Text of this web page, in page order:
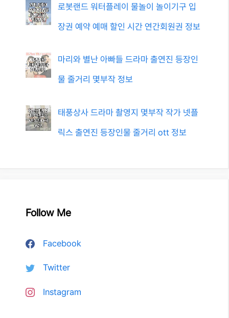
로봇랜드 워터플레이 물놀이 놀이기구 입
장권 예약 예매 할인 시간 연간회원권 정보
마리와 별난 아빠들 드라마 출연진 등장인
물 줄거리 몇부작 정보
태풍상사 드라마 촬영지 몇부작 작가 넷플
릭스 출연진 등장인물 줄거리 ott 정보
Follow Me
Facebook
Twitter
Instagram